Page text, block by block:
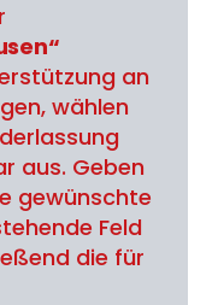
an
wählen
aus. Geben
gewünschte
Feld
die für